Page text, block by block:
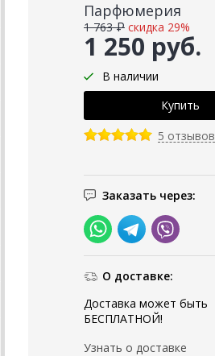
Парфюмерия
1 250 руб.
1 763 ₽ скидка 29%
В наличии
5 отзывов
Заказать через:
О доставке:
Доставка может быть
БЕСПЛАТНОЙ!
Узнать о доставке